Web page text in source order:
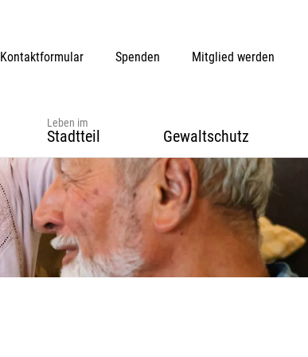
Kontaktformular Spenden Mitglied werden
Leben im
Stadtteil Gewaltschutz